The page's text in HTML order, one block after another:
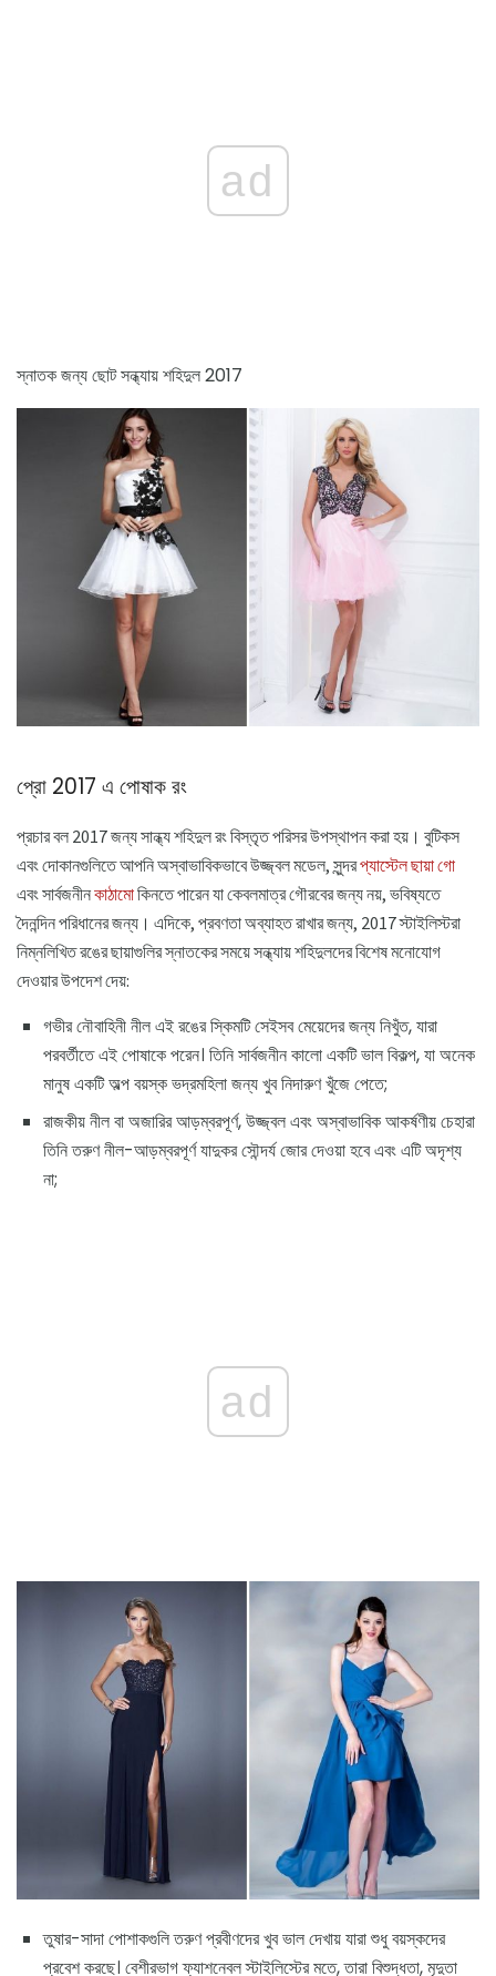
ad
স্নাতক জন্য ছোট সন্ধ্যায় শহিদুল 2017
প্রো 2017 এ পোষাক রং
প্রচার বল 2017 জন্য সান্ধ্য শহিদুল রং বিস্তৃত পরিসর উপস্থাপন করা হয়। বুটিকস
এবং দোকানগুলিতে আপনি অস্বাভাবিকভাবে উজ্জ্বল মডেল, সুন্দরপ্যাস্টেল ছায়া গো
এবং সার্বজনীনকাঠামোকিনতে পারেন যা কেবলমাত্র গৌরবের জন্য নয়, ভবিষ্যতে
দৈনন্দিন পরিধানের জন্য। এদিকে, প্রবণতা অব্যাহত রাখার জন্য, 2017 স্টাইলিস্টরা
নিম্নলিখিত রঙের ছায়াগুলির স্নাতকের সময়ে সন্ধ্যায় শহিদুলদের বিশেষ মনোযোগ
দেওয়ার উপদেশ দেয়:
গভীর নৌবাহিনী নীল এই রঙের স্কিমটি সেইসব মেয়েদের জন্য নিখুঁত, যারা
পরবর্তীতে এই পোষাকে পরেন। তিনি সার্বজনীন কালো একটি ভাল বিকল্প, যা অনেক
মানুষ একটি অল্প বয়স্ক ভদ্রমহিলা জন্য খুব নিদারুণ খুঁজে পেতে;
রাজকীয় নীল বা অজারির আড়ম্বরপূর্ণ, উজ্জ্বল এবং অস্বাভাবিক আকর্ষণীয় চেহারা
তিনি তরুণ নীল-আড়ম্বরপূর্ণ যাদুকর সৌন্দর্য জোর দেওয়া হবে এবং এটি অদৃশ্য
না;
ad
তুষার-সাদা পোশাকগুলি তরুণ প্রবীণদের খুব ভাল দেখায় যারা শুধু বয়স্কদের
প্রবেশ করছে। বেশীরভাগ ফ্যাশনেবল স্টাইলিস্টের মতে, তারা বিশুদ্ধতা, মৃদুতা